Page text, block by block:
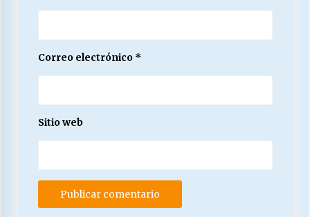
Correo electrónico *
Sitio web